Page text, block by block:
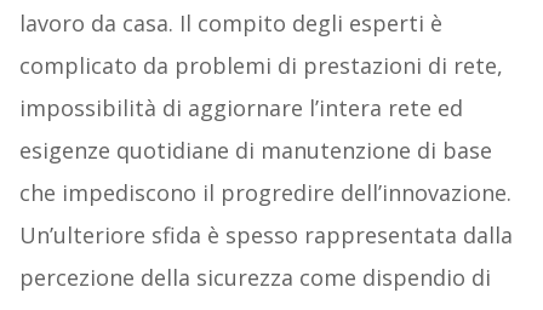
lavoro da casa. Il compito degli esperti è
complicato da problemi di prestazioni di rete,
impossibilità di aggiornare l’intera rete ed
esigenze quotidiane di manutenzione di base
che impediscono il progredire dell’innovazione.
Un’ulteriore sfida è spesso rappresentata dalla
percezione della sicurezza come dispendio di